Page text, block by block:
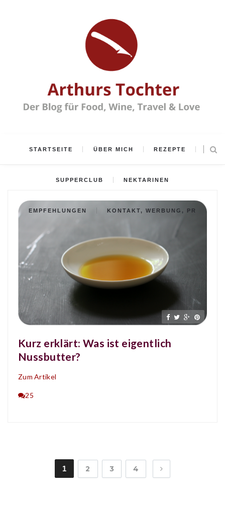
STARTSEITE ÜBER MICH REZEPTE
SUPPERCLUB NEKTARINEN
EMPFEHLUNGEN KONTAKT, WERBUNG, PR
Kurz erklärt: Was ist eigentlich
Nussbutter?
Zum Artikel
25
1 2 3 4